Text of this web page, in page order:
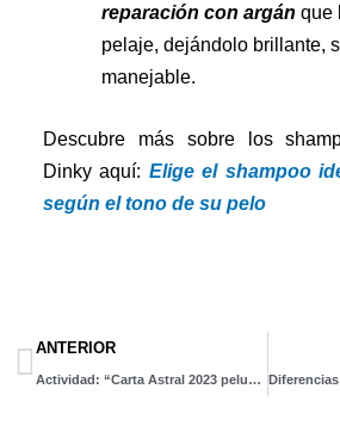
reparación con argán que
pelaje, dejándolo brillante,
manejable.
Descubre más sobre los
Dinky aquí: Elige el shampoo
según el tono de su pelo
Prev
ANTERIOR
Actividad: “Carta Astral 2023 peluditos”